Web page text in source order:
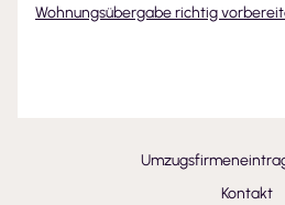
Wohnungsübergabe richtig
Kontakt